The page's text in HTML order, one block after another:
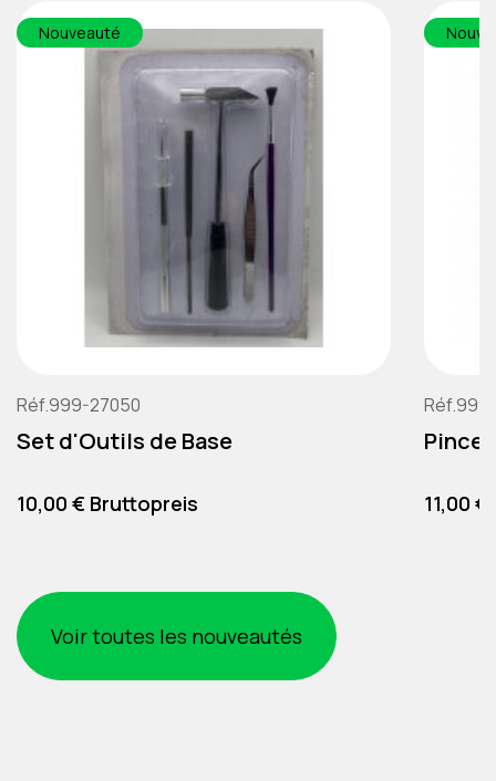
Réf.999-27050
Set d'Outils de Base
Preis
10,00 € Bruttopreis
Nouveauté
Pince
Preis
11,00
Voir toutes les nouveautés